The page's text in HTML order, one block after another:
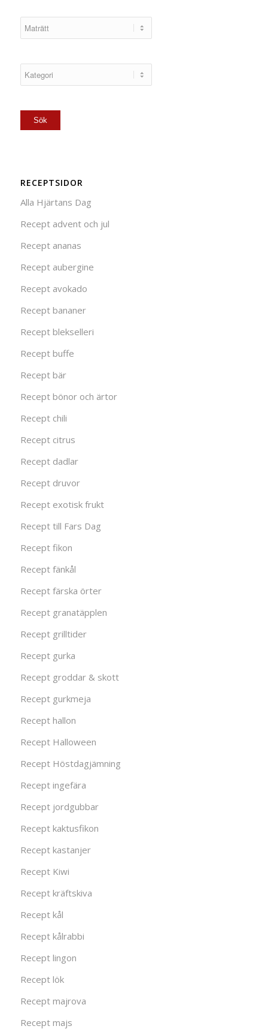
RECEPTSIDOR
Alla Hjärtans Dag
Recept advent och jul
Recept ananas
Recept aubergine
Recept avokado
Recept bananer
Recept blekselleri
Recept buffe
Recept bär
Recept bönor och ärtor
Recept chili
Recept citrus
Recept dadlar
Recept druvor
Recept exotisk frukt
Recept till Fars Dag
Recept fikon
Recept fänkål
Recept färska örter
Recept granatäpplen
Recept grilltider
Recept gurka
Recept groddar & skott
Recept gurkmeja
Recept hallon
Recept Halloween
Recept Höstdagjämning
Recept ingefära
Recept jordgubbar
Recept kaktusfikon
Recept kastanjer
Recept Kiwi
Recept kräftskiva
Recept kål
Recept kålrabbi
Recept lingon
Recept lök
Recept majrova
Recept majs